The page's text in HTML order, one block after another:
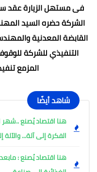
فى مستهل الزيارة عقد
الشركة حضره السيد
القابضة المعدنية
التنفيذي للشركة
المزمع
شاهد أيضًا
هنا اقتصاد يُصنع
الفكرة إلى آلة...
هنا اقتصاد يُصنع :